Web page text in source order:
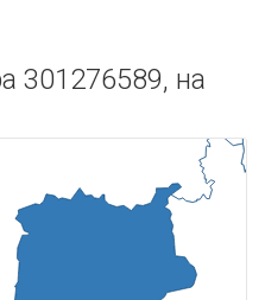
301276589, на